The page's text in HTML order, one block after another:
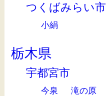
つくばみらい市
小絹
栃木県
宇都宮市
今泉 滝の原